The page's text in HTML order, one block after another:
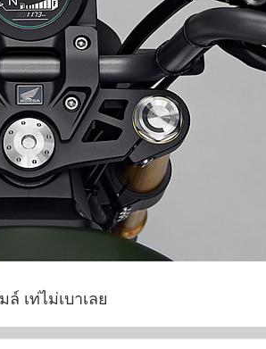
เท่ไม่เบาเลย